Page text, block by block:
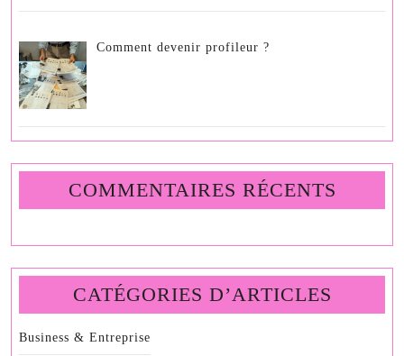
Comment devenir profileur ?
COMMENTAIRES RÉCENTS
CATÉGORIES D’ARTICLES
Business & Entreprise